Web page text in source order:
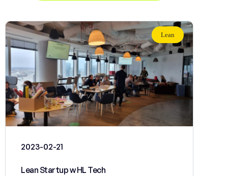
Lean
2023-02-21
Lean Startup w HL Tech